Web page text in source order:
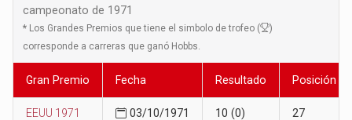
campeonato de 1971
* Los Grandes Premios que tiene el simbolo de trofeo (
)
corresponde a carreras que ganó Hobbs.
Gran Premio Fecha Resultado Posición
EEUU 1971 03/10/1971 10 (0) 27